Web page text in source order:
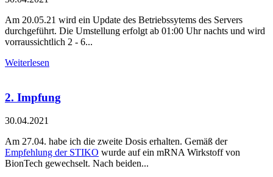
Am 20.05.21 wird ein Update des Betriebssytems des Servers
durchgeführt. Die Umstellung erfolgt ab 01:00 Uhr nachts und wird
vorraussichtlich 2 - 6...
Weiterlesen
2. Impfung
30.04.2021
Am 27.04. habe ich die zweite Dosis erhalten. Gemäß der
Empfehlung der STIKO wurde auf ein mRNA Wirkstoff von
BionTech gewechselt. Nach beiden...